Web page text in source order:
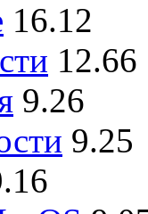
16.12
12.66
9.26
9.25